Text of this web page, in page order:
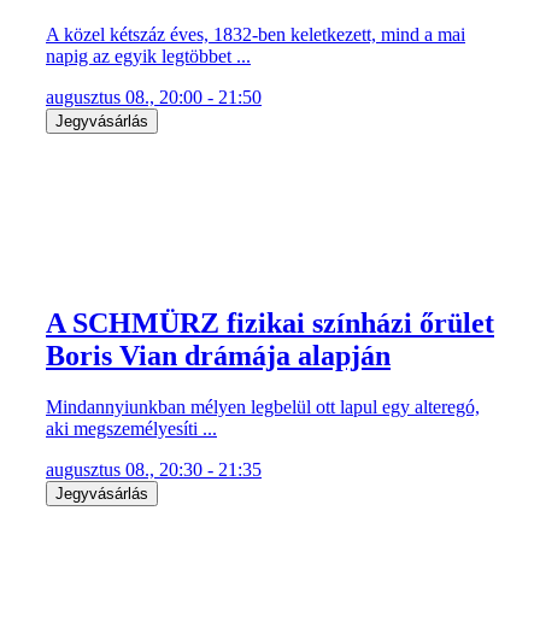
A közel kétszáz éves, 1832-ben keletkezett, mind a mai
napig az egyik legtöbbet ...
augusztus 08., 20:00 - 21:50
Jegyvásárlás
A SCHMÜRZ fizikai színházi őrület
Boris Vian drámája alapján
Mindannyiunkban mélyen legbelül ott lapul egy alteregó,
aki megszemélyesíti ...
augusztus 08., 20:30 - 21:35
Jegyvásárlás